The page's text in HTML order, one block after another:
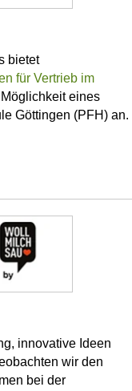
bietet
für Vertrieb im
eines
Göttingen (PFH) an.
innovative Ideen
wir den
bei der